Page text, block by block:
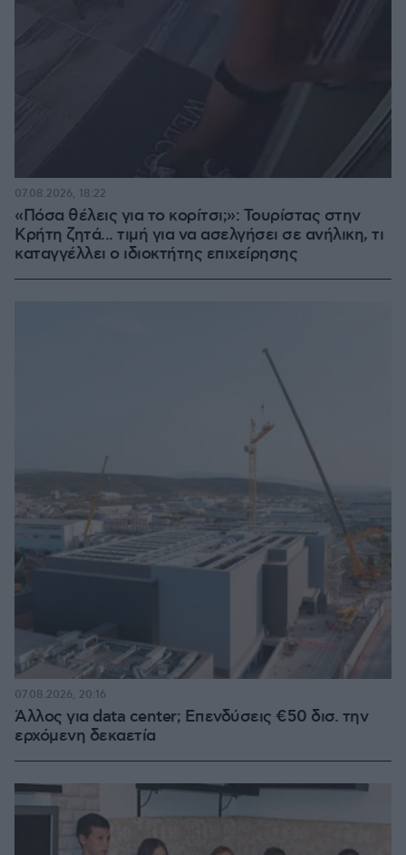
«Πόσα θέλεις για το κορίτσι;»: Τουρίστας στην
Κρήτη ζητά... τιμή για να ασελγήσει σε ανήλικη, τι
καταγγέλλει ο ιδιοκτήτης επιχείρησης
07.08.2026, 18:22
Άλλος για data center; Επενδύσεις €50 δισ. την
ερχόμενη δεκαετία
07.08.2026, 20:16